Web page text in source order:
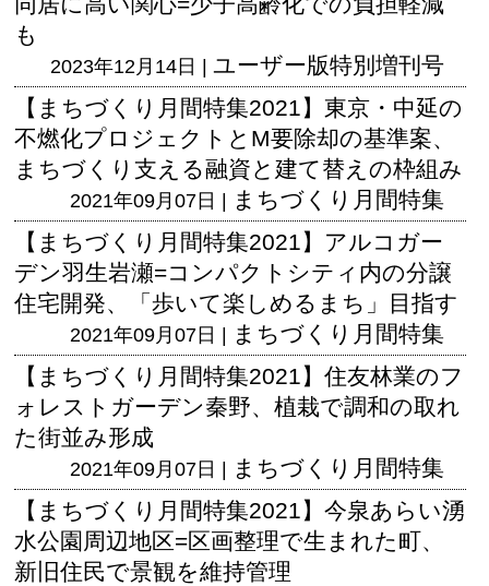
も
2023年12月14日 | ユーザー版特別増刊号
【まちづくり月間特集2021】東京・中延の
不燃化プロジェクトとM要除却の基準案、
まちづくり支える融資と建て替えの枠組み
2021年09月07日 | まちづくり月間特集
【まちづくり月間特集2021】アルコガー
デン羽生岩瀬=コンパクトシティ内の分譲
住宅開発、「歩いて楽しめるまち」目指す
2021年09月07日 | まちづくり月間特集
【まちづくり月間特集2021】住友林業のフ
ォレストガーデン秦野、植栽で調和の取れ
た街並み形成
2021年09月07日 | まちづくり月間特集
【まちづくり月間特集2021】今泉あらい湧
水公園周辺地区=区画整理で生まれた町、
新旧住民で景観を維持管理